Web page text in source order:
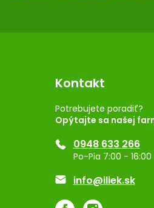
Kontakt
Potrebujete poradiť?
Opýtajte sa našej
0948 633 266
Po-Pia 7:00 - 16:00
info@iliek.sk